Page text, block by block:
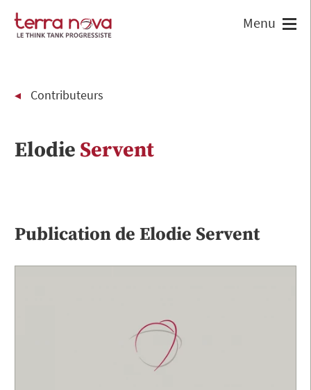
Contributeurs
Elodie Servent
Publication de Elodie Servent